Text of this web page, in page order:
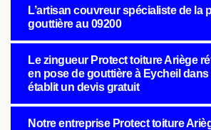
L’artisan couvreur spécialiste de la
gouttière au 09200
Le zingueur Protect toiture Ariège
en pose de gouttière à Eycheil dans
établit un devis gratuit
Notre entreprise Protect toiture